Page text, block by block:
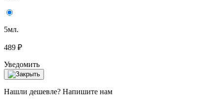
5мл.
489 ₽
Уведомить
Нашли дешевле? Напишите нам